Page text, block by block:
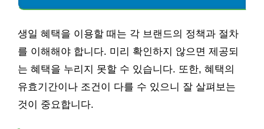
생일 혜택을 이용할 때는 각 브랜드의 정책과 절차
를 이해해야 합니다. 미리 확인하지 않으면 제공되
는 혜택을 누리지 못할 수 있습니다. 또한, 혜택의
유효기간이나 조건이 다를 수 있으니 잘 살펴보는
것이 중요합니다.